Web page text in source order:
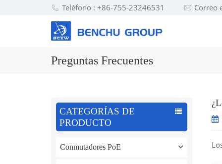
Teléfono : +86-755-23246531 Correo
Preguntas Frecuentes
CATEGORÍAS DE
PRODUCTO
Conmutadores PoE